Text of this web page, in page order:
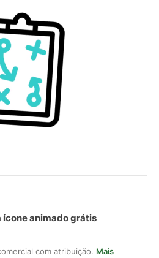
ícone animado grátis
com atribuição. Mais